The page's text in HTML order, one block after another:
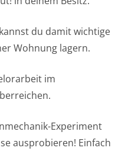
du damit wichtige
Wohnung lagern.
im
Experiment
ausprobieren! Einfach